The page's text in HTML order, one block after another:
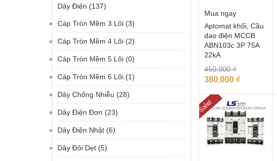
Mua ngay
Aptomat khối, Cầu
dao điện MCCB
ABN103c 3P 75A
22kA
450,000₫
380,000 ₫
Sale!
Dây Điện (137)
Cáp Tròn Mềm 3 Lõi (3)
Cáp Tròn Mềm 4 Lõi (2)
Cáp Tròn Mềm 5 Lõi (0)
Cáp Tròn Mềm 6 Lõi (1)
Dây Chống Nhiễu (28)
Dây Điện Đơn (23)
Dây Điện Nhật (6)
Dây Đôi Dẹt (5)